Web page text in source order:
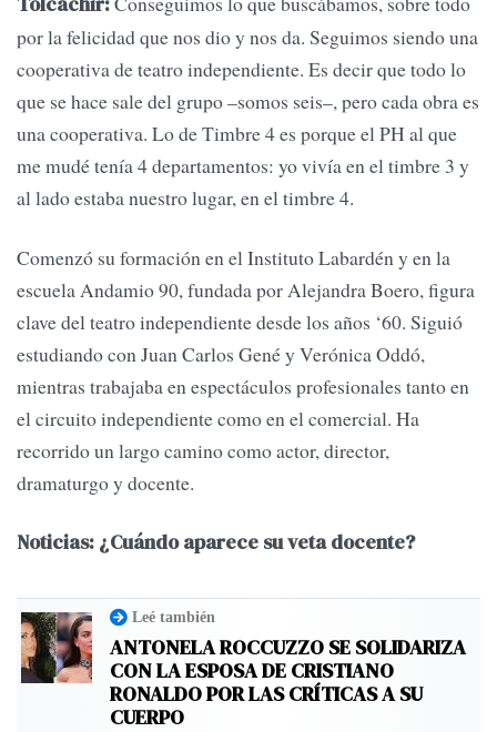
por la felicidad que nos dio y nos da. Seguimos siendo una
cooperativa de teatro independiente. Es decir que todo lo
que se hace sale del grupo –somos seis–, pero cada obra es
una cooperativa. Lo de Timbre 4 es porque el PH al que
me mudé tenía 4 departamentos: yo vivía en el timbre 3 y
al lado estaba nuestro lugar, en el timbre 4.
Comenzó su formación en el Instituto Labardén y en la
escuela Andamio 90, fundada por Alejandra Boero, figura
clave del teatro independiente desde los años ‘60. Siguió
estudiando con Juan Carlos Gené y Verónica Oddó,
mientras trabajaba en espectáculos profesionales tanto en
el circuito independiente como en el comercial. Ha
recorrido un largo camino como actor, director,
dramaturgo y docente.
Noticias: ¿Cuándo aparece su veta docente?
Leé también
ANTONELA ROCCUZZO SE SOLIDARIZA
CON LA ESPOSA DE CRISTIANO
RONALDO POR LAS CRÍTICAS A SU
CUERPO